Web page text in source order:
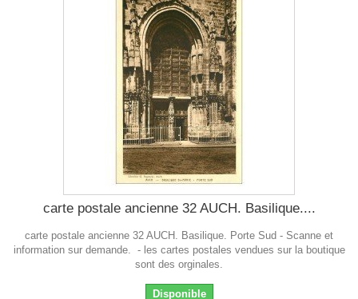
carte postale ancienne 32 AUCH. Basilique....
carte postale ancienne 32 AUCH. Basilique. Porte Sud - Scanne et
information sur demande. - les cartes postales vendues sur la boutique
sont des orginales.
Disponible